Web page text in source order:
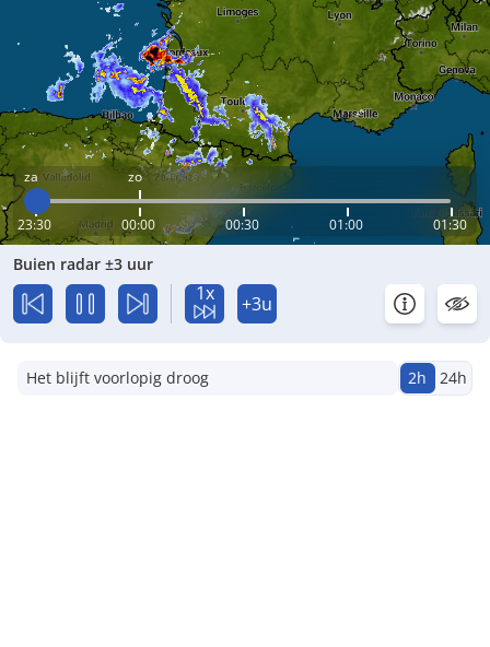
za zo
23:30 00:00 00:30 01:00 01:30
Buien radar ±3 uur
1x +3u
Het blijft voorlopig droog 2h 24h